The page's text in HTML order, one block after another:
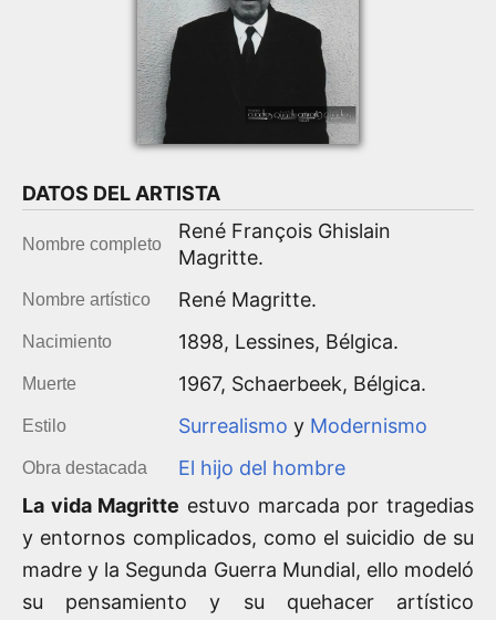
DATOS DEL ARTISTA
Nombre completo
René François Ghislain
Magritte.
Nombre artístico René Magritte.
Nacimiento 1898, Lessines, Bélgica.
Muerte 1967, Schaerbeek, Bélgica.
Estilo Surrealismo y Modernismo
Obra destacada
El hijo del hombre
La vida Magritte estuvo marcada por tragedias
y entornos complicados, como el suicidio de su
madre y la Segunda Guerra Mundial, ello modeló
su pensamiento y su quehacer artístico